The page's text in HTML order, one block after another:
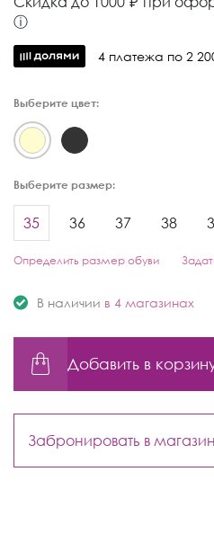
ⓘ
4 платежа по 2
Выберите цвет:
Выберите размер:
35 36 37 38
Определить размер обуви
В наличии в 4 магазинах
Добавить в
Забронировать в